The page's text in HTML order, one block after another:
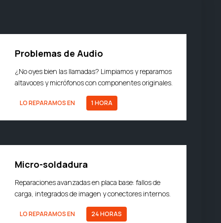
Problemas de Audio
¿No oyes bien las llamadas? Limpiamos y reparamos
altavoces y micrófonos con componentes originales.
LO REPARAMOS EN 1 HORA
Micro-soldadura
Reparaciones avanzadas en placa base: fallos de
carga, integrados de imagen y conectores internos.
LO REPARAMOS EN 24 HORAS